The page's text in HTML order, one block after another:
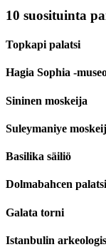
10 suosituinta
Topkapi palatsi
Hagia Sophia -
Sininen moskeija
Suleymaniye
Basilika säiliö
Dolmabahcen palatsi
Galata torni
Istanbulin